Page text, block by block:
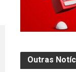
Outras